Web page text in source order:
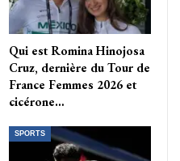
Qui est Romina Hinojosa
Cruz, dernière du Tour de
France Femmes 2026 et
cicérone…
SPORTS